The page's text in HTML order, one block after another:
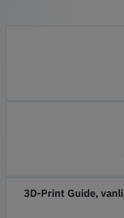
3D-Print Guide,